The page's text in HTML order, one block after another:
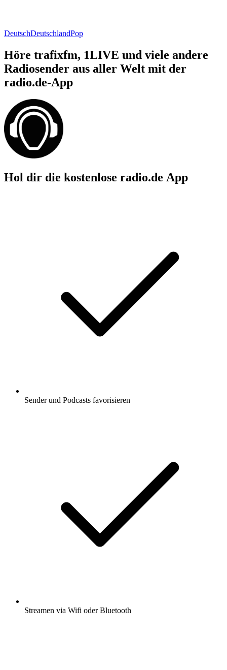
DeutschDeutschlandPop
Höre trafixfm, 1LIVE und viele andere
Radiosender aus aller Welt mit der
radio.de-App
Hol dir die kostenlose radio.de App
Sender und Podcasts favorisieren
Streamen via Wifi oder Bluetooth